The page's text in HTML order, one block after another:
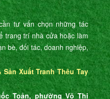
tư vấn chọn những tác
trang trí nhà cửa hoặc làm
bè, đối tác, doanh nghiệp,
Xuất Tranh Thêu Tay
Toản, phường Võ Thị